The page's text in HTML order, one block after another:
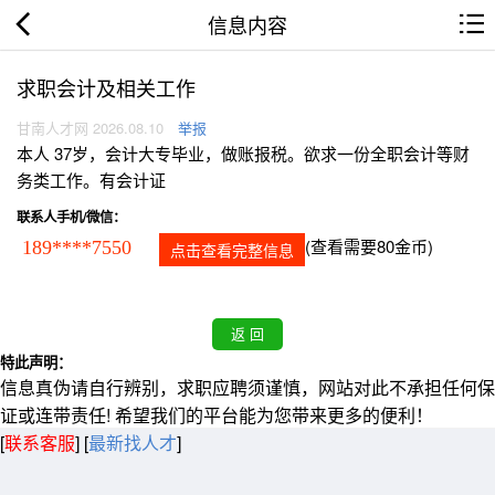
信息内容
求职会计及相关工作
甘南人才网 2026.08.10 举报
本人 37岁，会计大专毕业，做账报税。欲求一份全职会计等财
务类工作。有会计证
联系人手机/微信：
189****7550 点击查看完整信息 (查看需要80金币)
特此声明：
信息真伪请自行辨别，求职应聘须谨慎，网站对此不承担任何保
证或连带责任! 希望我们的平台能为您带来更多的便利！
[联系客服] [最新找人才]